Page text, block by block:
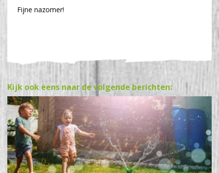
Fijne nazomer!
Kijk ook eens naar de volgende berichten: